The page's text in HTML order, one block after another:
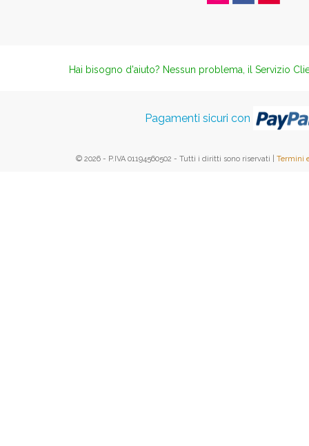
Hai bisogno d'aiuto? Nessun problema, il Servizio
Pagamenti sicuri con
© 2026 - P.IVA 01194560502 - Tutti i diritti sono riservati | Termini